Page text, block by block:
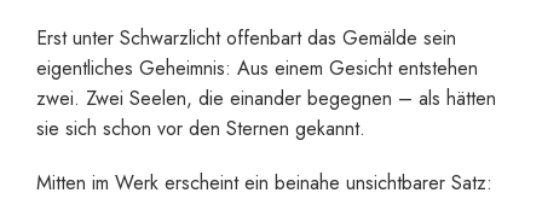
Erst unter Schwarzlicht offenbart das Gemälde sein
eigentliches Geheimnis: Aus einem Gesicht entstehen
zwei. Zwei Seelen, die einander begegnen – als hätten
sie sich schon vor den Sternen gekannt.
Mitten im Werk erscheint ein beinahe unsichtbarer Satz: